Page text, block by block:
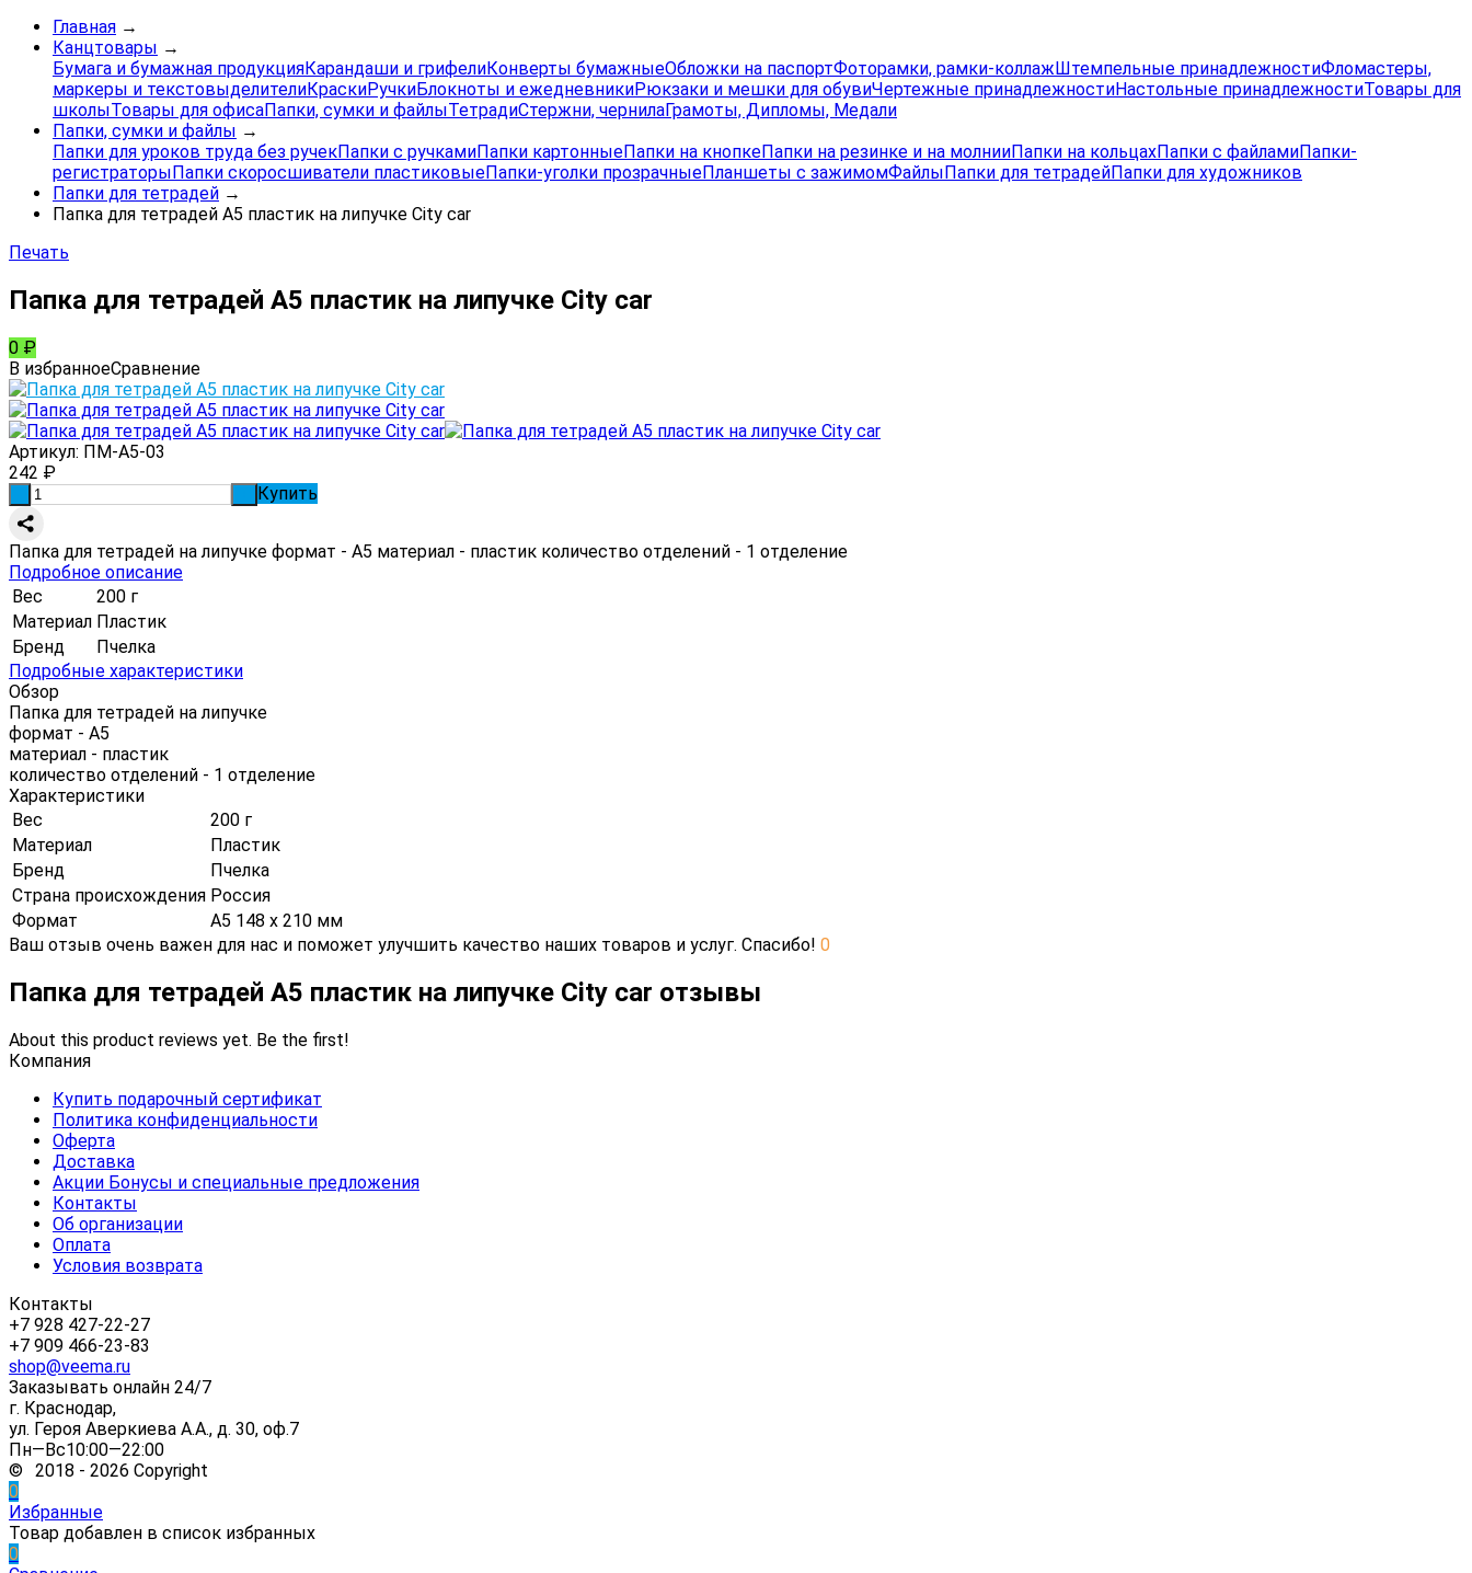
Главная →
Канцтовары →
Бумага и бумажная продукцияКарандаши и грифелиКонверты бумажныеОбложки на паспортФоторамки, рамки-коллажШтемпельные принадлежностиФломастеры,
маркеры и текстовыделителиКраскиРучкиБлокноты и ежедневникиРюкзаки и мешки для обувиЧертежные принадлежностиНастольные принадлежностиТовары для
школыТовары для офисаПапки, сумки и файлыТетрадиСтержни, чернилаГрамоты, Дипломы, Медали
Папки, сумки и файлы →
Папки для уроков труда без ручекПапки с ручкамиПапки картонныеПапки на кнопкеПапки на резинке и на молнииПапки на кольцахПапки с файламиПапки-
регистраторыПапки скоросшиватели пластиковыеПапки-уголки прозрачныеПланшеты с зажимомФайлыПапки для тетрадейПапки для художников
Папки для тетрадей →
Папка для тетрадей А5 пластик на липучке City car
Печать
Папка для тетрадей А5 пластик на липучке City car
0 ₽
В избранноеСравнение
Артикул: ПМ-А5-03
242 ₽
Купить
Папка для тетрадей на липучке формат - А5 материал - пластик количество отделений - 1 отделение
Подробное описание
Вес
200 г
Материал Пластик
Бренд
Пчелка
Подробные характеристики
Обзор
Папка для тетрадей на липучке
формат - А5
материал - пластик
количество отделений - 1 отделение
Характеристики
Вес
200 г
Материал
Пластик
Бренд
Пчелка
Страна происхождения Россия
Формат
А5 148 х 210 мм
Ваш отзыв очень важен для нас и поможет улучшить качество наших товаров и услуг. Спасибо! 0
Папка для тетрадей А5 пластик на липучке City car отзывы
About this product reviews yet. Be the first!
Компания
Купить подарочный сертификат
Политика конфиденциальности
Оферта
Доставка
Акции Бонусы и специальные предложения
Контакты
Об организации
Оплата
Условия возврата
Контакты
+7 928 427-22-27
+7 909 466-23-83
shop@veema.ru
Заказывать онлайн 24/7
г. Краснодар,
ул. Героя Аверкиева А.А., д. 30, оф.7
Пн—Вс10:00—22:00
© 2018 - 2026 Copyright
0
Избранные
Товар добавлен в список избранных
0